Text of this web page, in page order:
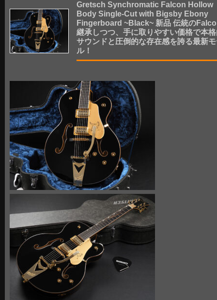
Gretsch Synchromatic Falcon Hollow
Body Single-Cut with Bigsby Ebony
Fingerboard ~Black~ 新品 伝統の
継承しつつ、手に取りやすい価格で本
サウンドと圧倒的な存在感を誇る最新
ル！